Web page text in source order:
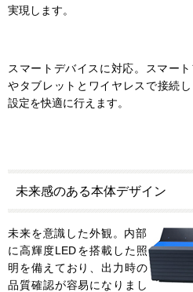
実現します。
スマートデバイスに対応。スマー
やタブレットとワイヤレスで接続
設定を快適に行えます。
未来感のある本体デザイン
未来を意識した外観。内部
に高輝度LEDを搭載した照
明を備えており、出力時の
品質確認が容易になりまし